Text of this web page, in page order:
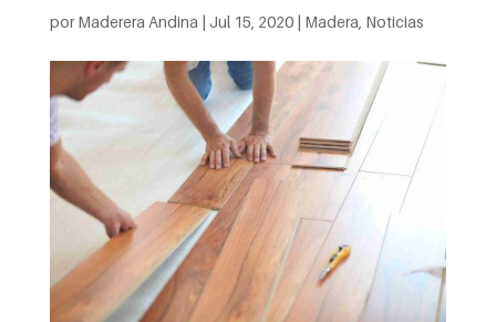
porMaderera Andina | Jul 15, 2020| Madera Noticias